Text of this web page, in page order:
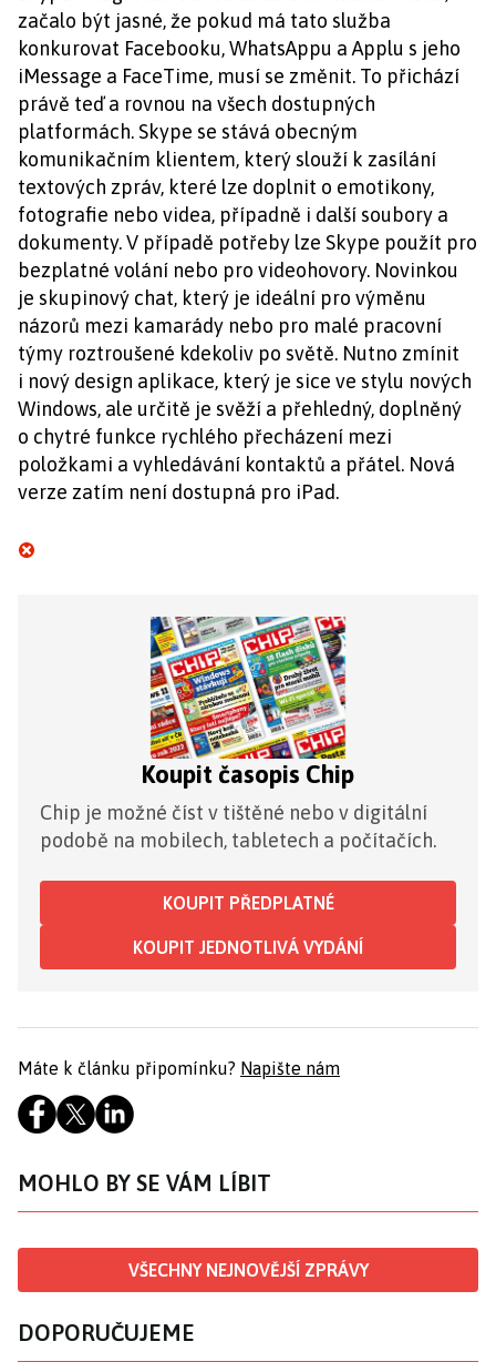
začalo být jasné, že pokud má tato služba
konkurovat Facebooku, WhatsAppu a Applu s jeho
iMessage a FaceTime, musí se změnit. To přichází
právě teď a rovnou na všech dostupných
platformách. Skype se stává obecným
komunikačním klientem, který slouží k zasílání
textových zpráv, které lze doplnit o emotikony,
fotografie nebo videa, případně i další soubory a
dokumenty. V případě potřeby lze Skype použít pro
bezplatné volání nebo pro videohovory. Novinkou
je skupinový chat, který je ideální pro výměnu
názorů mezi kamarády nebo pro malé pracovní
týmy roztroušené kdekoliv po světě. Nutno zmínit
i nový design aplikace, který je sice ve stylu nových
Windows, ale určitě je svěží a přehledný, doplněný
o chytré funkce rychlého přecházení mezi
položkami a vyhledávání kontaktů a přátel. Nová
verze zatím není dostupná pro iPad.
Koupit časopis Chip
Chip je možné číst v tištěné nebo v digitální
podobě na mobilech, tabletech a počítačích.
KOUPIT PŘEDPLATNÉ
KOUPIT JEDNOTLIVÁ VYDÁNÍ
Máte k článku připomínku? Napište nám
MOHLO BY SE VÁM LÍBIT
VŠECHNY NEJNOVĚJŠÍ ZPRÁVY
DOPORUČUJEME